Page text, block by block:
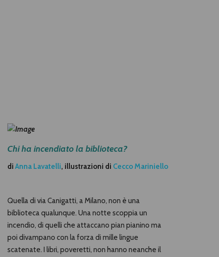
Chi ha incendiato la biblioteca?
di Anna Lavatelli, illustrazioni di Cecco Mariniello
Quella di via Canigatti, a Milano, non è una
biblioteca qualunque. Una notte scoppia un
incendio, di quelli che attaccano pian pianino ma
poi divampano con la forza di mille lingue
scatenate. I libri, poveretti, non hanno neanche il